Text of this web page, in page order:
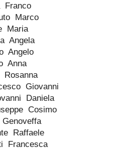
Marco
Maria
Angela
Angelo
Anna
Giovanni
Daniela
Cosimo
Raffaele